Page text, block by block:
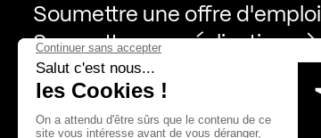
Soumettre une offre d'emploi
Soumettre une réalisation